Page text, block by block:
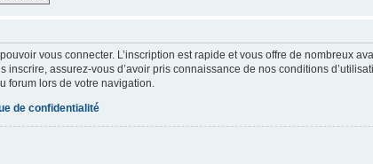
vous connecter. L’inscription est rapide et vous offre de nombreux
inscrire, assurez-vous d’avoir pris connaissance de nos conditions
forum lors de votre navigation.
de confidentialité